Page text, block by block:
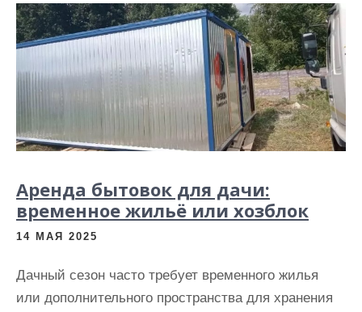
Аренда бытовок для дачи:
временное жильё или хозблок
14 МАЯ 2025
Дачный сезон часто требует временного жилья
или дополнительного пространства для хранения